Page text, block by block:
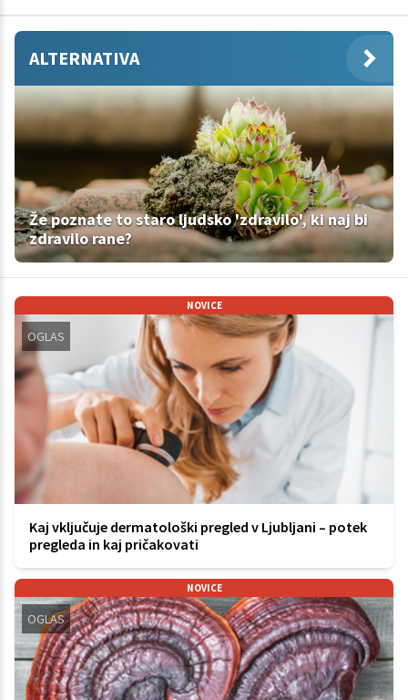
ALTERNATIVA
Že poznate to staro ljudsko 'zdravilo', ki naj bi
zdravilo rane?
NOVICE
OGLAS
Kaj vključuje dermatološki pregled v Ljubljani – potek
pregleda in kaj pričakovati
NOVICE
OGLAS